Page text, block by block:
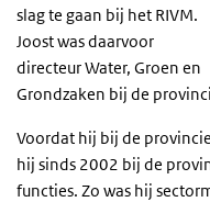
slag te gaan bij het RIVM.
Joost was daarvoor
directeur Water, Groen en
Grondzaken bij de
Voordat hij bij de
hij sinds 2002 bij de
functies. Zo was hij